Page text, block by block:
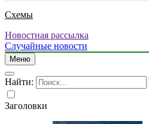
Схемы
Новостная рассылка
Случайные новости
Меню
Найти:
Заголовки